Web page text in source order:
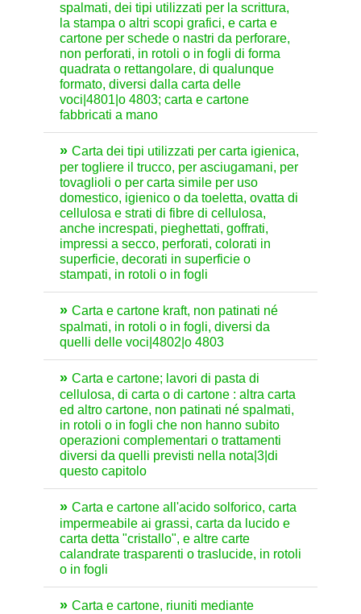
spalmati, dei tipi utilizzati per la scrittura,
la stampa o altri scopi grafici, e carta e
cartone per schede o nastri da perforare,
non perforati, in rotoli o in fogli di forma
quadrata o rettangolare, di qualunque
formato, diversi dalla carta delle
voci|4801|o 4803; carta e cartone
fabbricati a mano
Carta dei tipi utilizzati per carta igienica,
per togliere il trucco, per asciugamani, per
tovaglioli o per carta simile per uso
domestico, igienico o da toeletta, ovatta di
cellulosa e strati di fibre di cellulosa,
anche increspati, pieghettati, goffrati,
impressi a secco, perforati, colorati in
superficie, decorati in superficie o
stampati, in rotoli o in fogli
Carta e cartone kraft, non patinati né
spalmati, in rotoli o in fogli, diversi da
quelli delle voci|4802|o 4803
Carta e cartone; lavori di pasta di
cellulosa, di carta o di cartone : altra carta
ed altro cartone, non patinati né spalmati,
in rotoli o in fogli che non hanno subito
operazioni complementari o trattamenti
diversi da quelli previsti nella nota|3|di
questo capitolo
Carta e cartone all'acido solforico, carta
impermeabile ai grassi, carta da lucido e
carta detta "cristallo", e altre carte
calandrate trasparenti o traslucide, in rotoli
o in fogli
Carta e cartone, riuniti mediante